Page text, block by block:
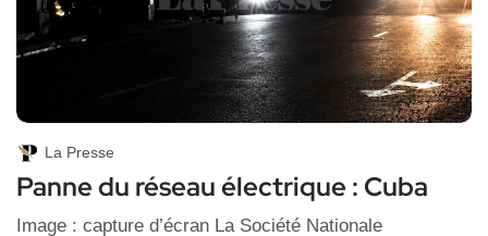
La Presse
Panne du réseau électrique : Cuba
Image : capture d’écran La Société Nationale